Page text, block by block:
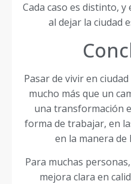
Cada caso es distinto,
al dejar la ciudad
Pasar de vivir en
mucho más que un
una transformación
forma de trabajar, en
en la manera de
Para muchas
mejora clara en